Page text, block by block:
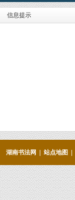
信息提示
湖南书法网 站点地图